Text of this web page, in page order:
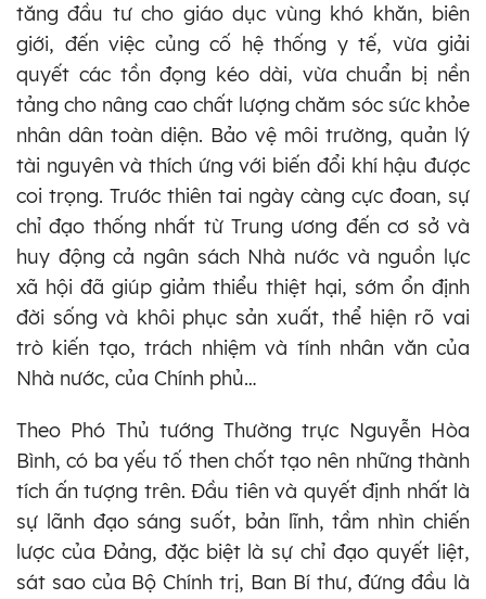
tăng đầu tư cho giáo dục vùng khó khăn, biên
giới, đến việc củng cố hệ thống y tế, vừa giải
quyết các tồn đọng kéo dài, vừa chuẩn bị nền
tảng cho nâng cao chất lượng chăm sóc sức khỏe
nhân dân toàn diện. Bảo vệ môi trường, quản lý
tài nguyên và thích ứng với biến đổi khí hậu được
coi trọng. Trước thiên tai ngày càng cực đoan, sự
chỉ đạo thống nhất từ Trung ương đến cơ sở và
huy động cả ngân sách Nhà nước và nguồn lực
xã hội đã giúp giảm thiểu thiệt hại, sớm ổn định
đời sống và khôi phục sản xuất, thể hiện rõ vai
trò kiến tạo, trách nhiệm và tính nhân văn của
Nhà nước, của Chính phủ…
Theo Phó Thủ tướng Thường trực Nguyễn Hòa
Bình, có ba yếu tố then chốt tạo nên những thành
tích ấn tượng trên. Đầu tiên và quyết định nhất là
sự lãnh đạo sáng suốt, bản lĩnh, tầm nhìn chiến
lược của Đảng, đặc biệt là sự chỉ đạo quyết liệt,
sát sao của Bộ Chính trị, Ban Bí thư, đứng đầu là